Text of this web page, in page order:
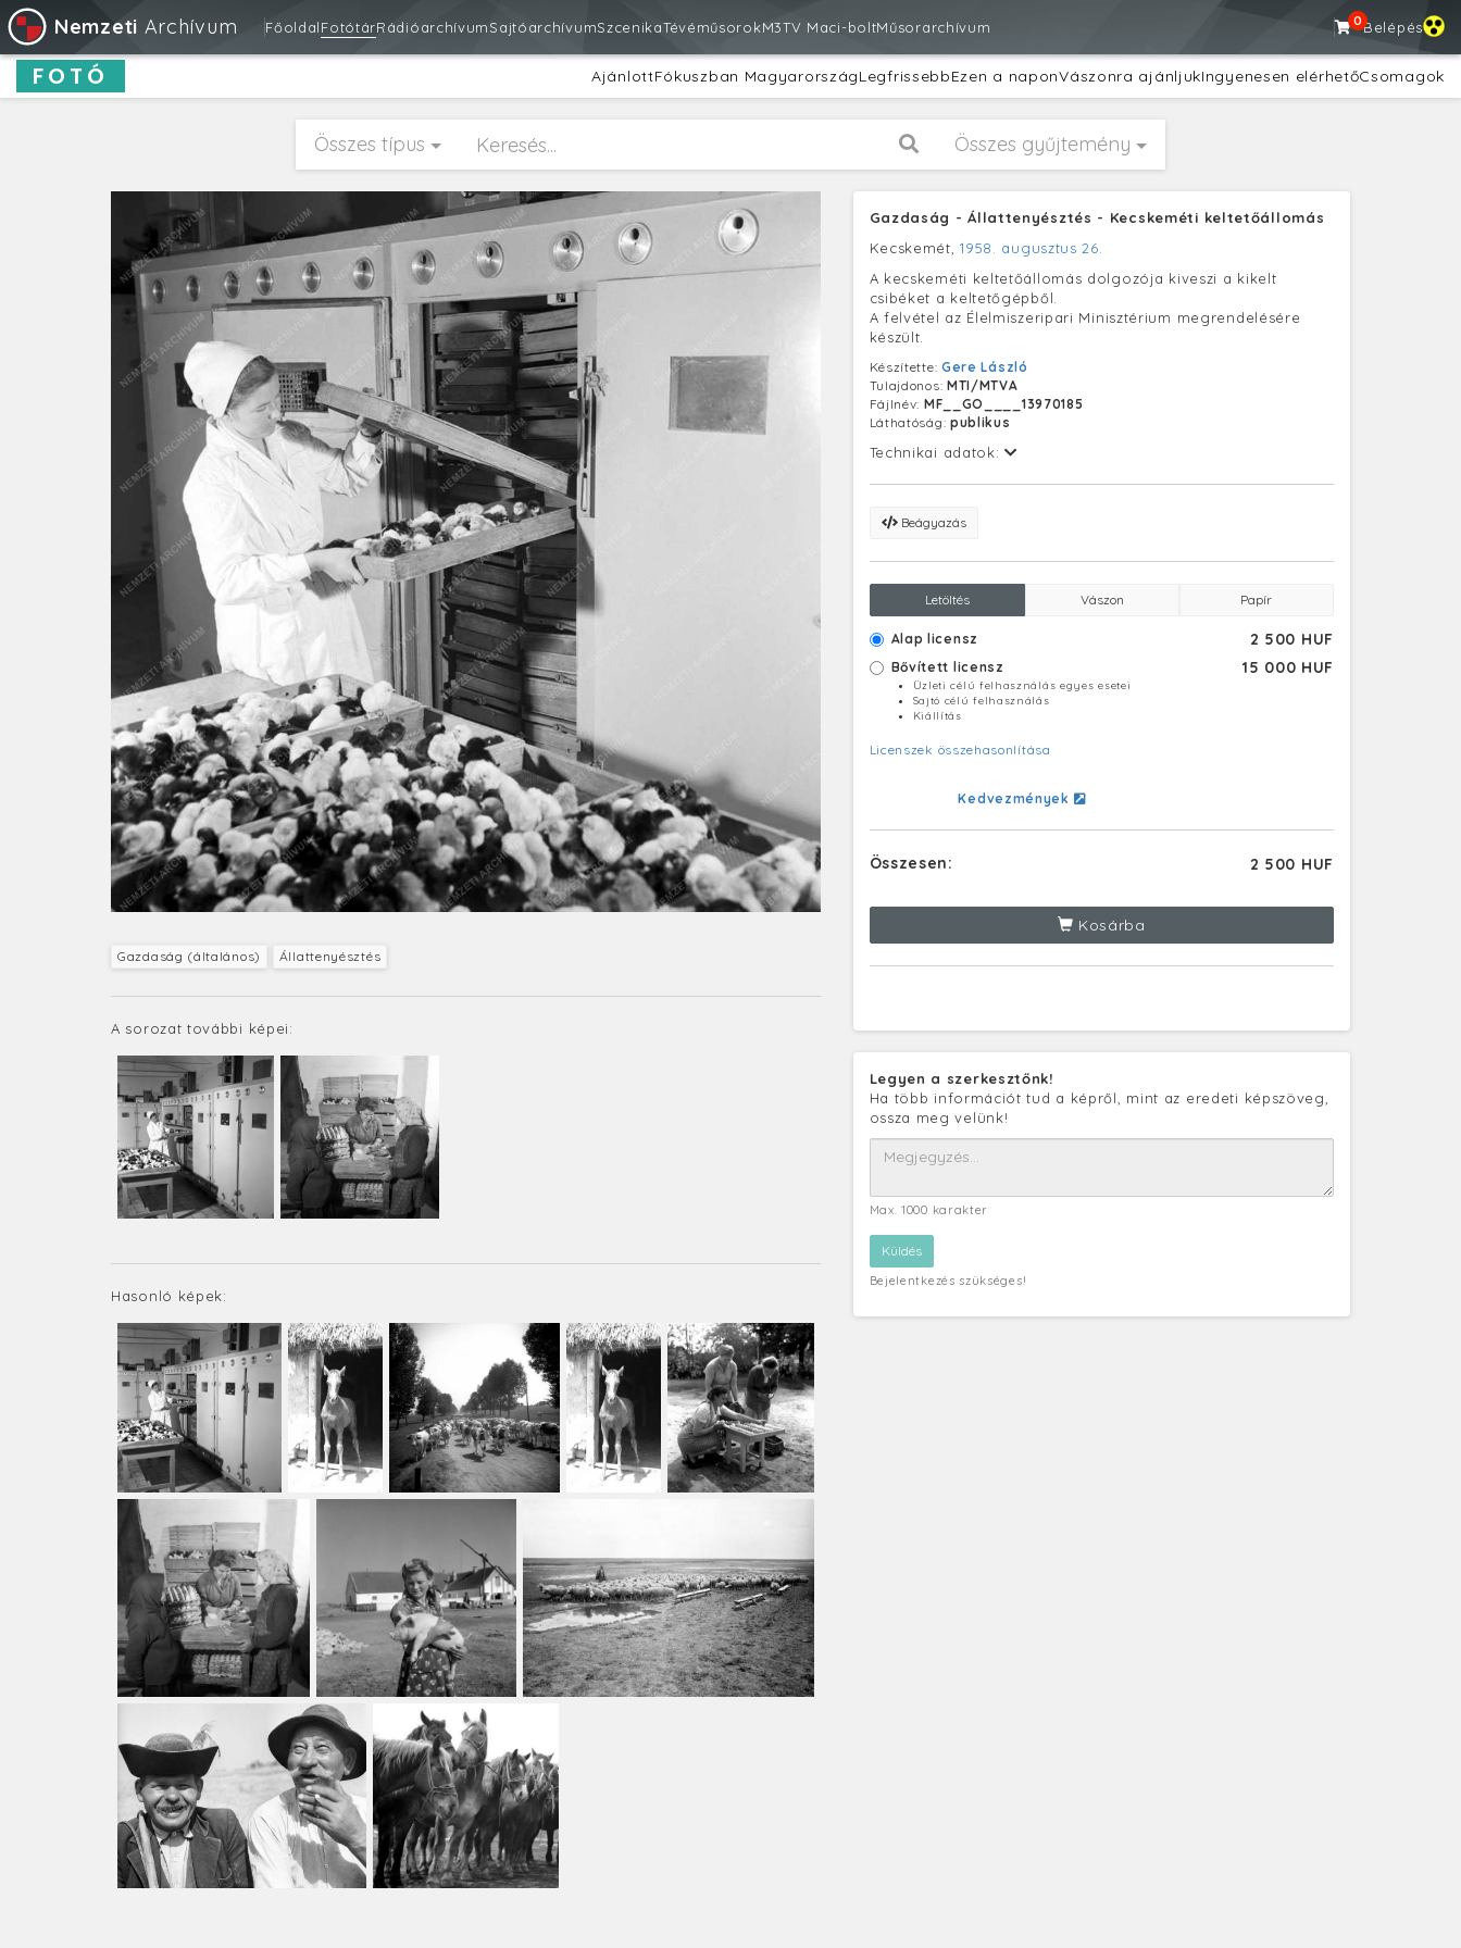
Nemzeti Archívum FőoldalFotótárRádióarchívumSajtóarchívumSzcenikaTévéműsorokM3TV Maci-boltMűsorarchívum 0Belépés
FOTÓ AjánlottFókuszban MagyarországLegfrissebbEzen a naponVászonra ajánljukIngyenesen elérhetőCsomagok
Összes típus Összes gyűjtemény
Gazdaság (általános) Állattenyésztés
A sorozat további képei:
Hasonló képek:
Gazdaság - Állattenyésztés - Kecskeméti keltetőállomás
Kecskemét,1958. augusztus 26.
A kecskeméti keltetőállomás dolgozója kiveszi a kikelt
csibéket a keltetőgépből.
A felvétel az Élelmiszeripari Minisztérium megrendelésére
készült.
Készítette: Gere László
Tulajdonos: MTI/MTVA
Fájlnév: MF__GO____13970185
Láthatóság: publikus
Technikai adatok:
Beágyazás
Letöltés Vászon Papír
Alap licensz 2 500 HUF
Bővített licensz 15 000 HUF
Üzleti célú felhasználás egyes esetei
Sajtó célú felhasználás
Kiállítás
Licenszek összehasonlítása
Kedvezmények
Összesen: 2 500 HUF
Kosárba
Legyen a szerkesztőnk!
Ha több információt tud a képről, mint az eredeti képszöveg,
ossza meg velünk!
Max. 1000 karakter
Bejelentkezés szükséges!